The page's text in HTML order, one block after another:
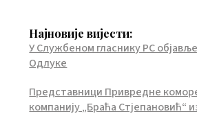
Најновије вијести:
У Службеном гласнику РС
Одлуке
Представници Привредне
компанију „Браћа Стјепановић“